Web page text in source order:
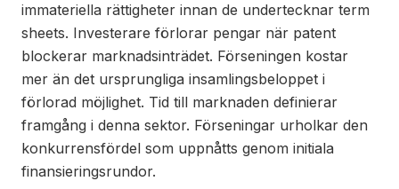
immateriella rättigheter innan de undertecknar term
sheets. Investerare förlorar pengar när patent
blockerar marknadsinträdet. Förseningen kostar
mer än det ursprungliga insamlingsbeloppet i
förlorad möjlighet. Tid till marknaden definierar
framgång i denna sektor. Förseningar urholkar den
konkurrensfördel som uppnåtts genom initiala
finansieringsrundor.